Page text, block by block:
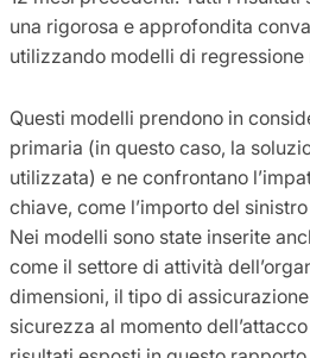
una rigorosa e approfondita
utilizzando modelli di regressione
Questi modelli prendono in
primaria (in questo caso, la
utilizzata) e ne confrontano
chiave, come l’importo del
Nei modelli sono state inserite
come il settore di attività
dimensioni, il tipo di
sicurezza al momento